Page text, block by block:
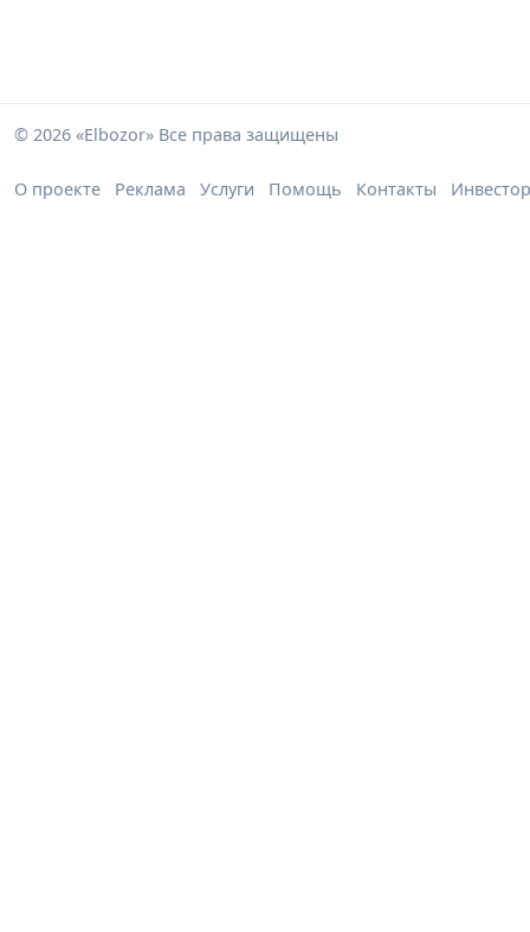
© 2026 «Elbozor» Все права защищены
О проекте Реклама Услуги Помощь Контакты